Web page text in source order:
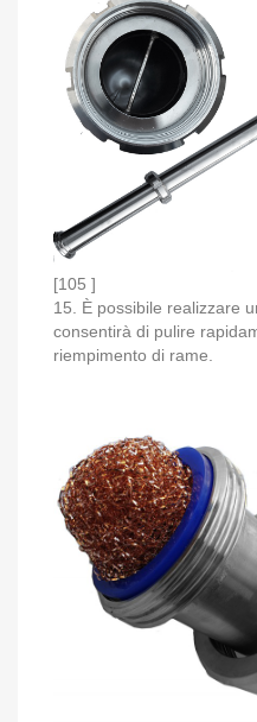
[105 ]
15. È possibile realizzare
consentirà di pulire
riempimento di rame.